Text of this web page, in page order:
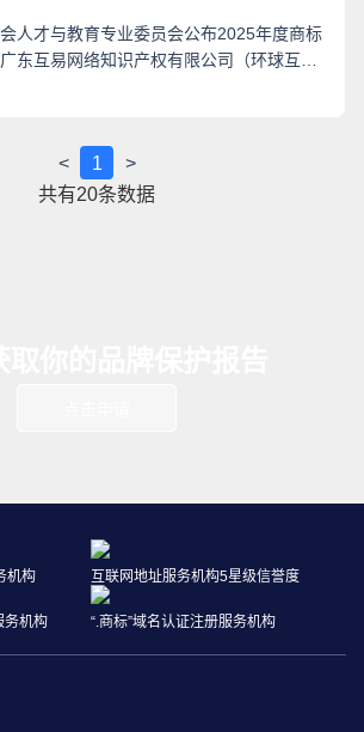
人才与教育专业委员会公布2025年度商标
东互易网络知识产权有限公司（环球互
问凭借卓越的专业能力和行业贡献成功入
彰显了环球互易在知识产权服务领域的领
司人才战略与专业能力建设迈上新台阶。
< 1
>
共有20条数据
机构 互联网地址服务机构5星级信誉度
务机构 “.商标”域名认证注册服务机构